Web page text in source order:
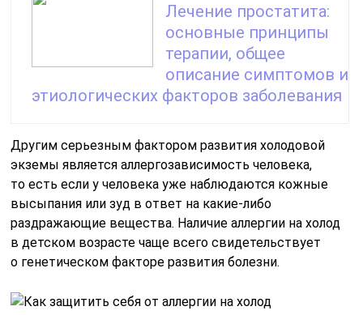
Лечение простатита:
основные принципы
терапии, общее
описание симптомов и
этиологических факторов заболевания
Другим серьезным фактором развития холодовой
экземы является аллергозависимость человека,
то есть если у человека уже наблюдаются кожные
высыпания или зуд в ответ на какие-либо
раздражающие вещества. Наличие аллергии на холод
в детском возрасте чаще всего свидетельствует
о генетическом факторе развития болезни.